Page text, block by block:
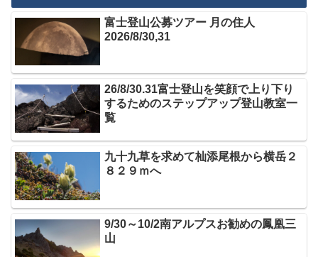
富士登山公募ツアー 月の住人
2026/8/30,31
26/8/30.31富士登山を笑顔で上り下り
するためのステップアップ登山教室一
覧
九十九草を求めて杣添尾根から横岳２
８２９ｍへ
9/30～10/2南アルプスお勧めの鳳凰三
山